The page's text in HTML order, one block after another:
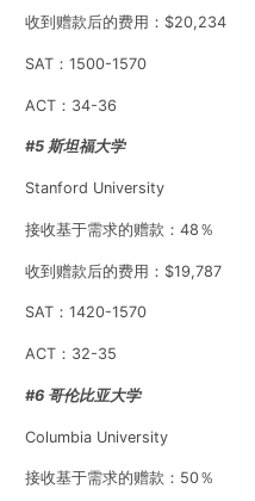
收到赠款后的费用：$20,234
SAT：1500-1570
ACT：34-36
#5 斯坦福大学
Stanford University
接收基于需求的赠款：48％
收到赠款后的费用：$19,787
SAT：1420-1570
ACT：32-35
#6 哥伦比亚大学
Columbia University
接收基于需求的赠款：50％